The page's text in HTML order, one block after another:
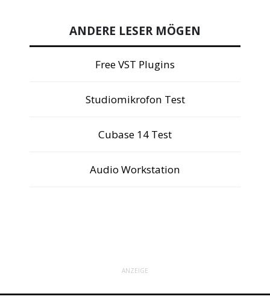
ANDERE LESER MÖGEN
Free VST Plugins
Studiomikrofon Test
Cubase 14 Test
Audio Workstation
ANZEIGE